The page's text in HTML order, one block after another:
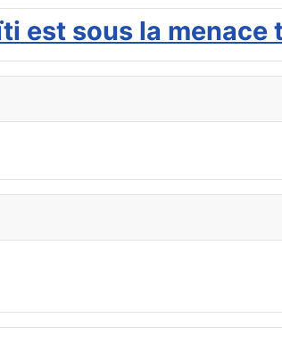
est sous la menace